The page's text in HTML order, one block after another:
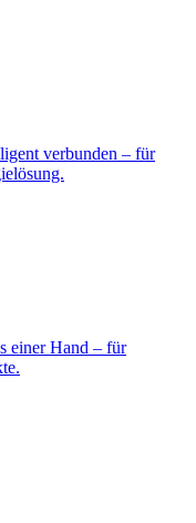
verbunden – für
einer Hand – für